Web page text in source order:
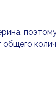
общего